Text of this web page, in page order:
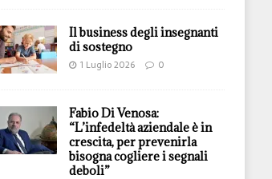
Il business degli insegnanti
di sostegno
1 Luglio 2026 0
Fabio Di Venosa:
“L’infedeltà aziendale è in
crescita, per prevenirla
bisogna cogliere i segnali
deboli”